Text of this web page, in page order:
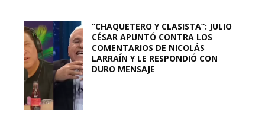
“CHAQUETERO Y CLASISTA”: JULIO
CÉSAR APUNTÓ CONTRA LOS
COMENTARIOS DE NICOLÁS
LARRAÍN Y LE RESPONDIÓ CON
DURO MENSAJE